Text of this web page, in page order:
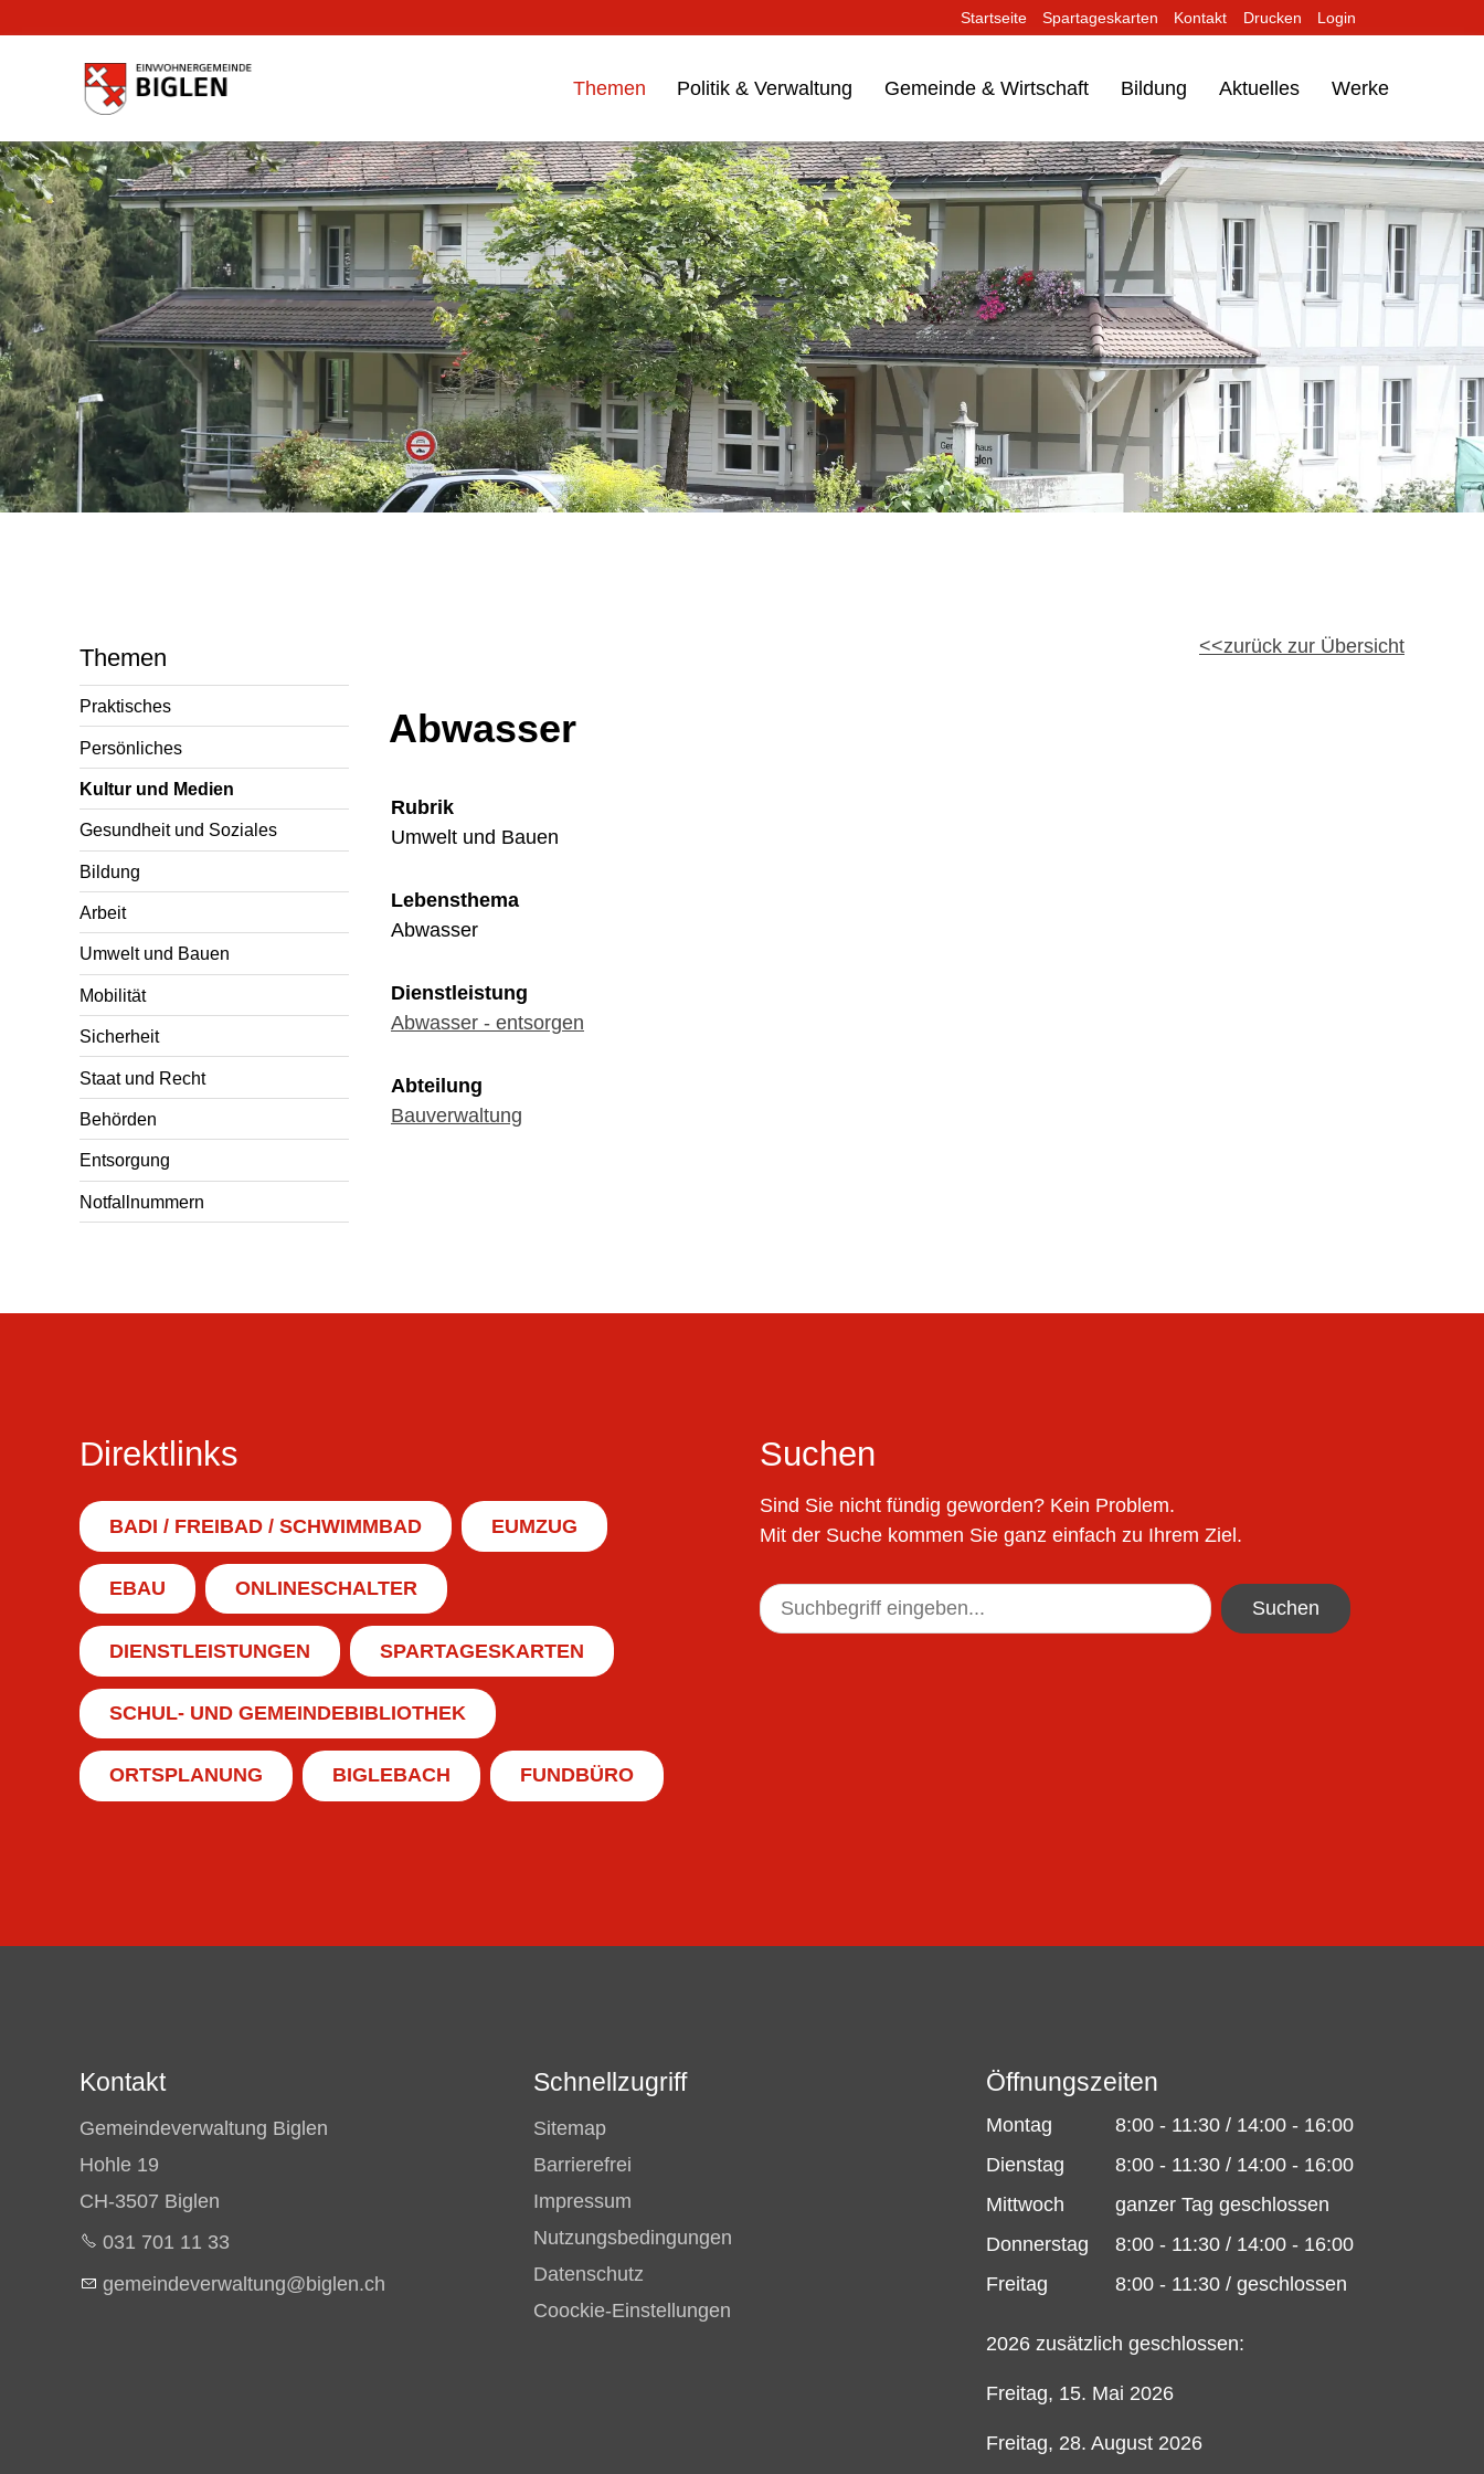
Startseite Spartageskarten Kontakt Drucken Login
Themen Politik & Verwaltung Gemeinde & Wirtschaft Bildung Aktuelles Werke
Themen
Praktisches
Persönliches
Kultur und Medien
Gesundheit und Soziales
Bildung
Arbeit
Umwelt und Bauen
Mobilität
Sicherheit
Staat und Recht
Behörden
Entsorgung
Notfallnummern
zurück zur Übersicht
Abwasser
Rubrik
Umwelt und Bauen
Lebensthema
Abwasser
Dienstleistung
Abwasser - entsorgen
Abteilung
Bauverwaltung
Direktlinks
BADI / FREIBAD / SCHWIMMBAD EUMZUG
EBAU ONLINESCHALTER
DIENSTLEISTUNGEN SPARTAGESKARTEN
SCHUL- UND GEMEINDEBIBLIOTHEK
ORTSPLANUNG BIGLEBACH FUNDBÜRO
Suchen
Sind Sie nicht fündig geworden? Kein Problem.
Mit der Suche kommen Sie ganz einfach zu Ihrem Ziel.
Suchen
Kontakt
Gemeindeverwaltung Biglen
Hohle 19
CH-3507 Biglen
031 701 11 33
g m nd v rw lt ng b gl n ch
Schnellzugriff
Sitemap
Barrierefrei
Impressum
Nutzungsbedingungen
Datenschutz
Coockie-Einstellungen
Öffnungszeiten
Montag
8:00 - 11:30 / 14:00 - 16:00
Dienstag
8:00 - 11:30 / 14:00 - 16:00
Mittwoch
ganzer Tag geschlossen
Donnerstag
8:00 - 11:30 / 14:00 - 16:00
Freitag
8:00 - 11:30 / geschlossen
2026 zusätzlich geschlossen:
Freitag, 15. Mai 2026
Freitag, 28. August 2026